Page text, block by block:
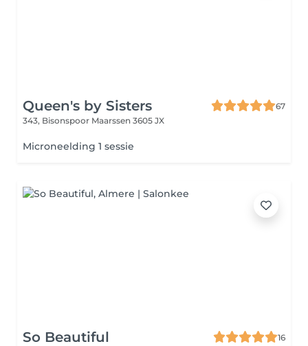
Queen's by Sisters
67
343, Bisonspoor Maarssen 3605 JX
Microneelding 1 sessie
So Beautiful
16